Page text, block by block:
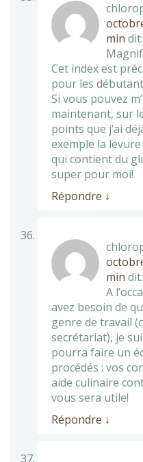
min dit:
Cet index est
pour les
Si vous pouvez
maintenant, sur
points que j’ai
exemple la
qui contient du
super pour moi!
Répondre ↓
min dit:
A
avez besoin de
genre de travail
secrétariat), je
pourra faire un
procédés : vos
aide culinaire
vous sera utile!
Répondre ↓